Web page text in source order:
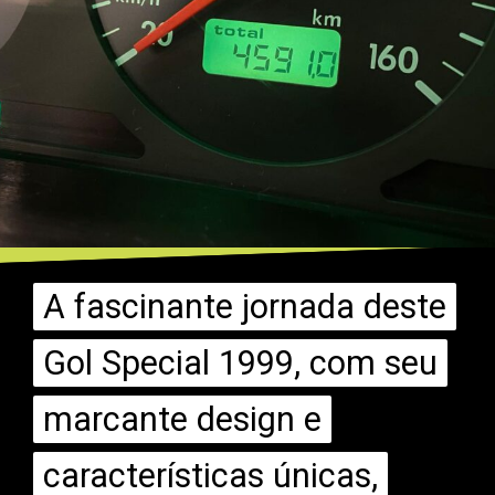
A fascinante jornada deste
Gol Special 1999, com seu
marcante design e
características únicas,
A fascinante jornada deste
Gol Special 1999, com seu
marcante design e
características únicas,